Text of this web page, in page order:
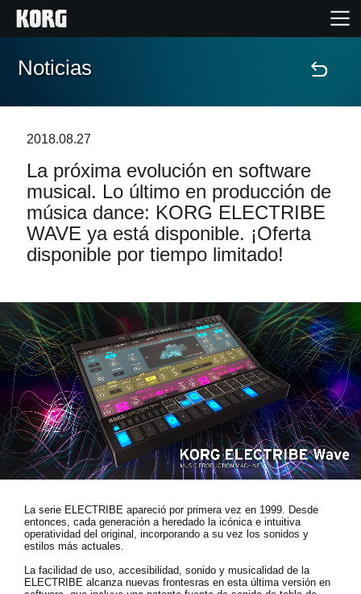
Inicio
Características
Eventos
Soporte
Localizador de Tiendas
Noticias
Ubicación
Redes Sociales
Noticias
2018.08.27
La próxima evolución en software
musical. Lo último en producción de
música dance: KORG ELECTRIBE
WAVE ya está disponible. ¡Oferta
disponible por tiempo limitado!
La serie ELECTRIBE apareció por primera vez en 1999. Desde
entonces, cada generación a heredado la icónica e intuitiva
operatividad del original, incorporando a su vez los sonidos y
estilos más actuales.
La facilidad de uso, accesibilidad, sonido y musicalidad de la
ELECTRIBE alcanza nuevas frontesras en esta última versión en